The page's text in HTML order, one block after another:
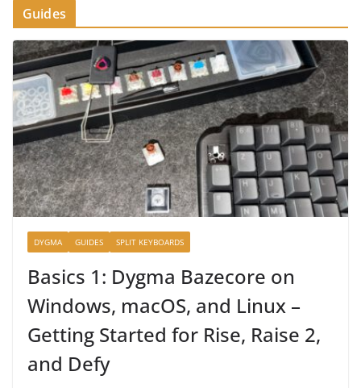
Guides
DYGMA GUIDES SPLIT KEYBOARDS
Basics 1: Dygma Bazecore on
Windows, macOS, and Linux –
Getting Started for Rise, Raise 2,
and Defy